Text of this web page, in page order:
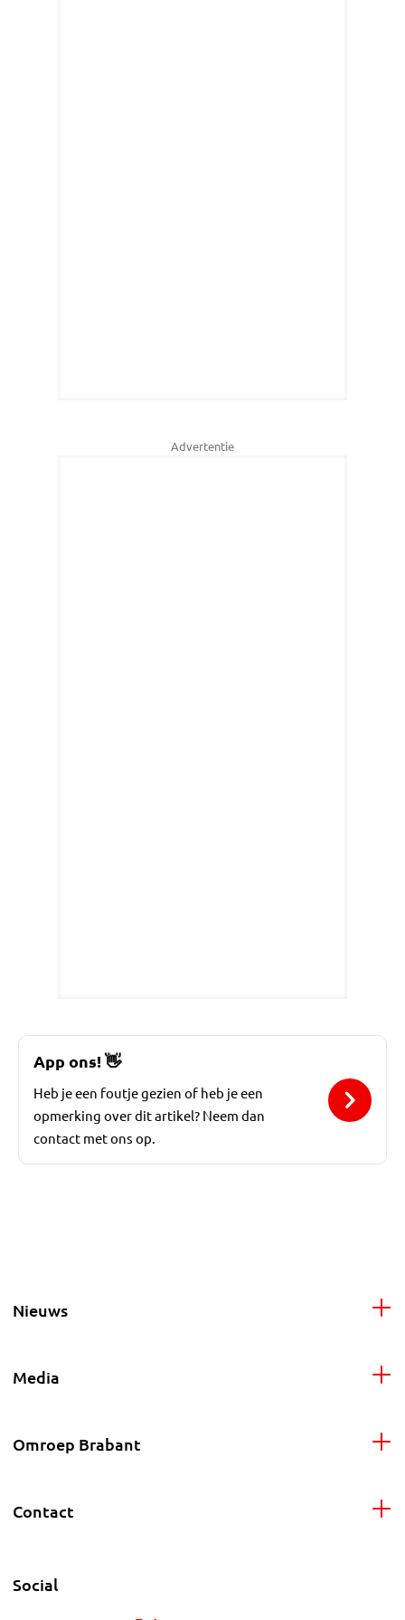
Advertentie
App ons!👋
Heb je een foutje gezien of heb je een
opmerking over dit artikel? Neem dan
contact met ons op.
Nieuws
Media
Omroep Brabant
Contact
Social